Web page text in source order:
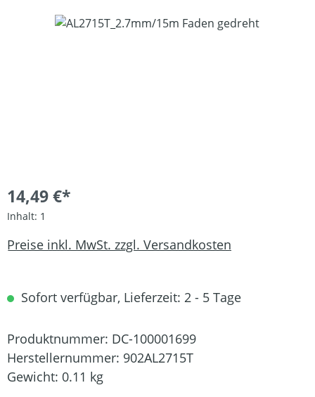
Bildergalerie überspringen
14,49 €*
Inhalt: 1
Preise inkl. MwSt. zzgl. Versandkosten
Sofort verfügbar, Lieferzeit: 2 - 5 Tage
Produktnummer: DC-100001699
Herstellernummer: 902AL2715T
Gewicht: 0.11 kg